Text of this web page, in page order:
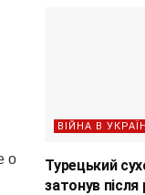
о
ВІЙНА В
Турецький
затонув